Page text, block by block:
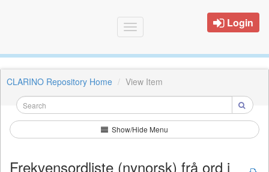
Toggle
navigation
Login
CLARINO Repository Home View Item
Show/Hide Menu
Frekvensordliste (nynorsk) frå ord i